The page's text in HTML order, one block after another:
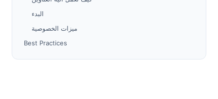
البدء
ميزات الخصوصية
Best Practices